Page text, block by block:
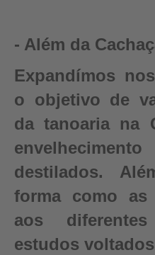
- Além da
Expandímos
o objetivo de
da tanoaria na
destilados.
forma como as
aos
estudos